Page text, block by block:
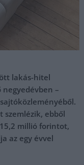
lakás-hitel
negyedévben –
szemlézik, ebből
millió forintot,
az egy évvel